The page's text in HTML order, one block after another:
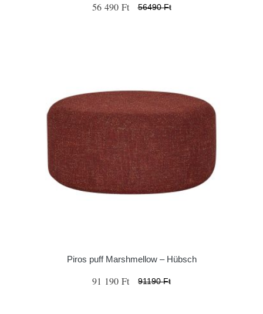
56 490 Ft 56490 Ft
Piros puff Marshmellow – Hübsch
91 190 Ft 91190 Ft